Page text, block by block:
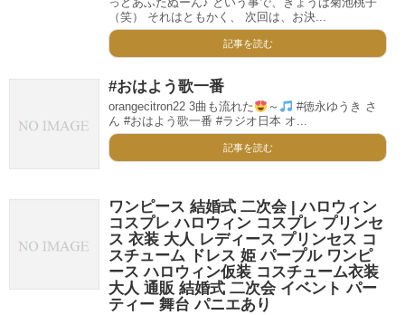
（笑） それはともかく、 次回は、お決...
記事を読む
#おはよう歌一番
orangecitron22 3曲も流れた ～
#徳永ゆうき さ
ん #おはよう歌一番 #ラジオ日本 オ...
記事を読む
ワンピース 結婚式 二次会 | ハロウィン
コスプレ ハロウィン コスプレ プリンセ
ス 衣装 大人 レディース プリンセス コ
スチューム ドレス 姫 パープル ワンピ
ース ハロウィン仮装 コスチューム衣装
大人 通販 結婚式 二次会 イベント パー
ティー 舞台 パニエあり